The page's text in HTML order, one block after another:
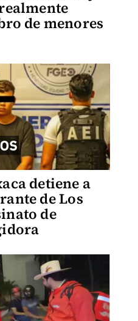
de menores
detiene a
de Los
de